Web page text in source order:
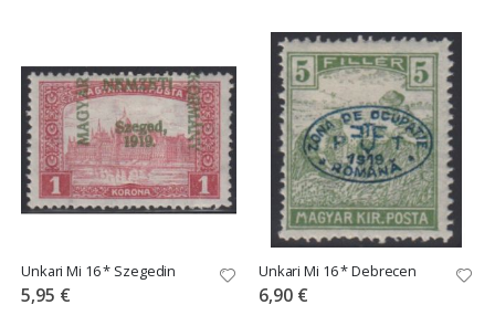
Unkari Mi 16 * Szegedin
5,95 €
Unkari Mi 16 * Debrecen
6,90 €